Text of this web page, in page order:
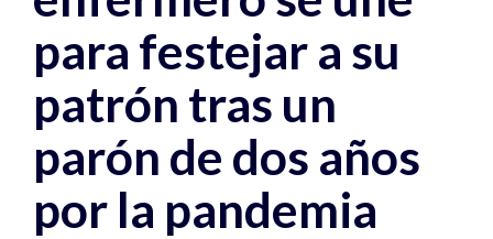
para festejar a su
patrón tras un
parón de dos años
por la pandemia